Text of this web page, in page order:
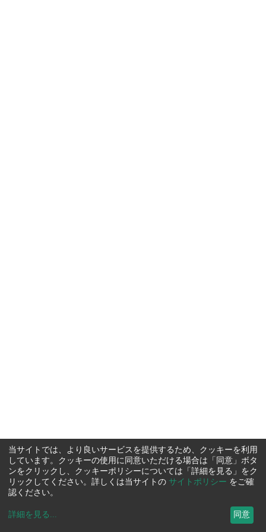
当サイトでは、より良いサービスを提供するため、クッキーを利用
しています。クッキーの使用に同意いただける場合は「同意」ボタ
ンをクリックし、クッキーポリシーについては「詳細を見る」をク
リックしてください。詳しくは当サイトの サイトポリシー をご確
認ください。
詳細を見る ... 同意